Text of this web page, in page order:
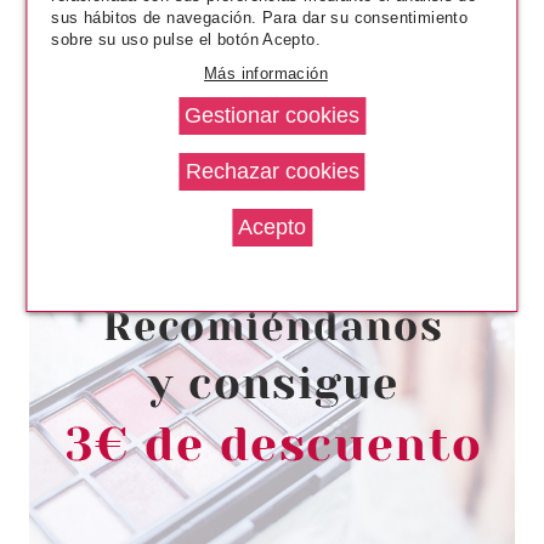
EUGENE PERMA
EUGENE PERMA COLLECTIONS
NATURE BY CYCLE VITAL
-93% 2.95€
sus hábitos de navegación. Para dar su consentimiento
sobre su uso pulse el botón Acepto.
Más información